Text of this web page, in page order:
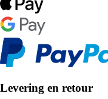
Levering en retour